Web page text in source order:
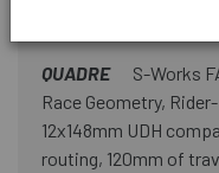
QUADRE
S-Works
Race Geometry,
12x148mm UDH
routing, 120mm of